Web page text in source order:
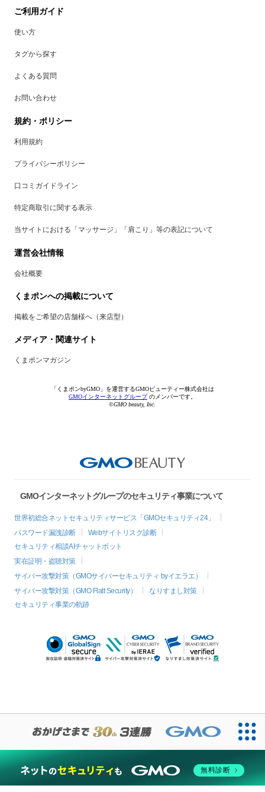
ご利用ガイド
使い方
タグから探す
よくある質問
お問い合わせ
規約・ポリシー
利用規約
プライバシーポリシー
口コミガイドライン
特定商取引に関する表示
当サイトにおける「マッサージ」「肩こり」等の表記について
運営会社情報
会社概要
くまポンへの掲載について
掲載をご希望の店舗様へ（来店型）
メディア・関連サイト
くまポンマガジン
「くまポンbyGMO」を運営するGMOビューティー株式会社は
GMOインターネットグループのメンバーです。
©GMO beauty, Inc.
GMOインターネットグループのセキュリティ事業について
世界初総合ネットセキュリティサービス「GMOセキュリティ24」
パスワード漏洩診断
Webサイトリスク診断
セキュリティ相談AIチャットボット
実在証明・盗聴対策
サイバー攻撃対策（GMOサイバーセキュリティ byイエラエ）
サイバー攻撃対策（GMO Flatt Security）
なりすまし対策
セキュリティ事業の軌跡
無料診断